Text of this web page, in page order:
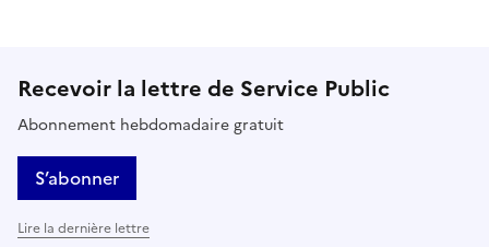
Recevoir la lettre de Service Public
Abonnement hebdomadaire gratuit
S’abonner
Lire la dernière lettre